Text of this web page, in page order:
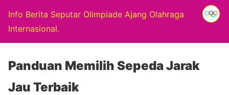
Info Berita Seputar Olimpiade Ajang Olahraga
Internasional.
Panduan Memilih Sepeda Jarak
Jau Terbaik